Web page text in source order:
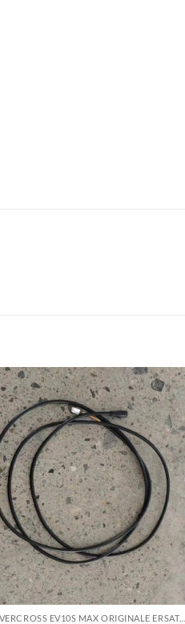
Auf die
Wunschliste
EVERCROSS EV10S MAX ORIGINALE ERSATZTEILE - REPARATUR - VERKAUF